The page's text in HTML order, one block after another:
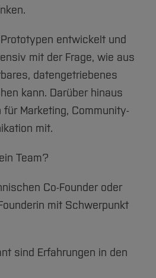
entwickelt und
mit der Frage, wie aus
datengetriebenes
kann. Darüber hinaus
Marketing, Community-
mit.
Team?
Co-Founder oder
mit Schwerpunkt
sind Erfahrungen in den